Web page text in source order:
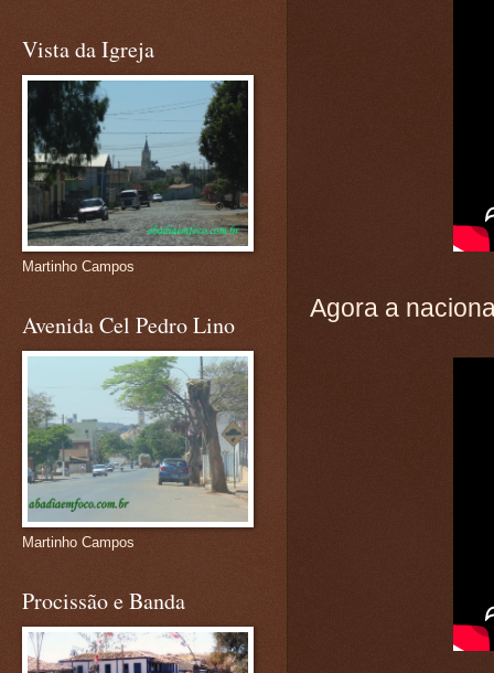
Agora a
Vista da Igreja
Martinho Campos
Avenida Cel Pedro Lino
Martinho Campos
Procissão e Banda